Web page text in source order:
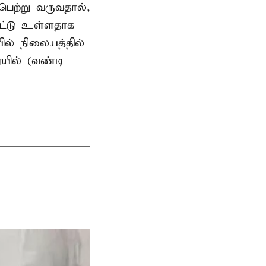
வருவதால்,
உள்ளதாக
நிலையத்தில்
(வண்டி